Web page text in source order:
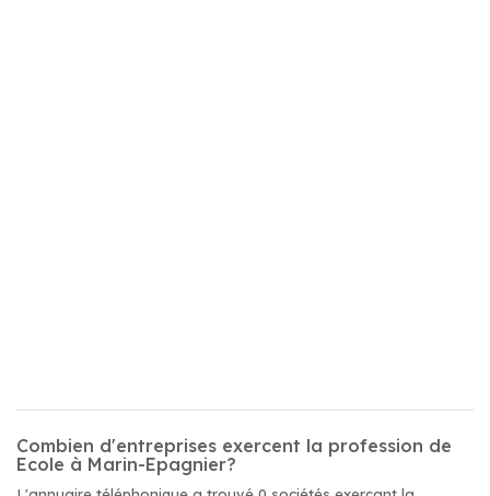
Combien d'entreprises exercent la profession de
Ecole à Marin-Epagnier?